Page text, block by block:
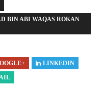
BIN ABI WAQAS ROKAN
LINKEDIN